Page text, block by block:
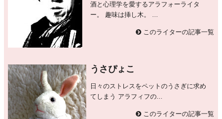
酒と心理学を愛するアラフォーライタ
ー。 趣味は挿し木。 ...
このライターの記事一覧
うさぴょこ
日々のストレスをペットのうさぎに求め
てしまう アラフィフの...
このライターの記事一覧